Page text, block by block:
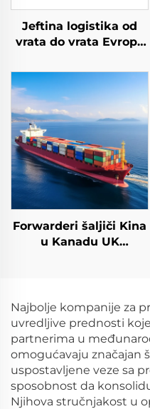
Jeftina logistika od
vrata do vrata Evropa
Cijena DDP Poštanska
agencija brzo
dopravljanje iz Kine u
SAD
Forwarderi šaljiči Kina
u Kanadu UK
Najbolje kompanije za
uvredljive prednosti
partnerima u
omogućavaju značajan
uspostavljene veze sa
sposobnost da
Njihova stručnjakost u